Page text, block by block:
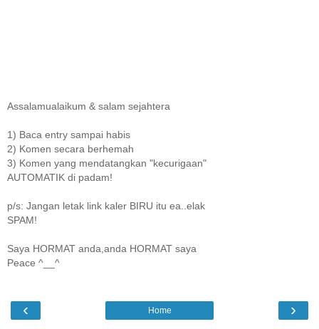
Assalamualaikum & salam sejahtera
1) Baca entry sampai habis
2) Komen secara berhemah
3) Komen yang mendatangkan "kecurigaan"
AUTOMATIK di padam!
p/s: Jangan letak link kaler BIRU itu ea..elak
SPAM!
Saya HORMAT anda,anda HORMAT saya
Peace ^__^
‹ ›
Home